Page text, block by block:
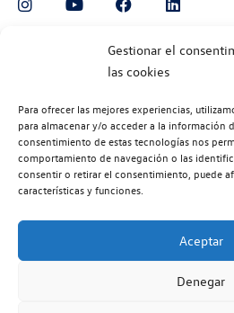
Gestionar el
las cookies
Para ofrecer las mejores experiencias,
para almacenar y/o acceder a la información
consentimiento de estas tecnologías nos
comportamiento de navegación o las
consentir o retirar el consentimiento, puede
características y funciones.
Aceptar
Denegar
Automoción Aragonesa
Avenida de Navarra 135, Zaragoza
Taller:976 300 563
Recambios:976 300 564
©2026 | Volkswagen Zaragoza| Aviso
Política de cookies |